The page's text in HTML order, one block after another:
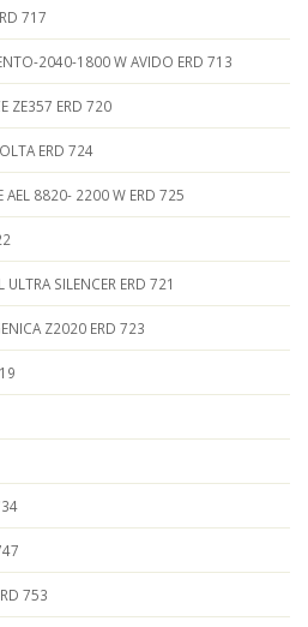
717
2040-1800 W AVIDO ERD 713
ZE357 ERD 720
ERD 724
AEL 8820- 2200 W ERD 725
SILENCER ERD 721
Z2020 ERD 723
753